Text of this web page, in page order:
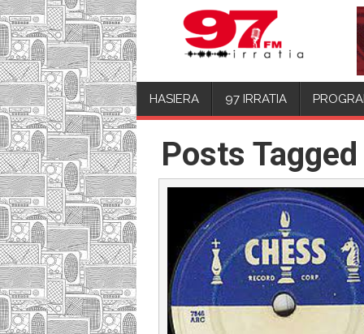
HASIERA 97 IRRATIA
Posts